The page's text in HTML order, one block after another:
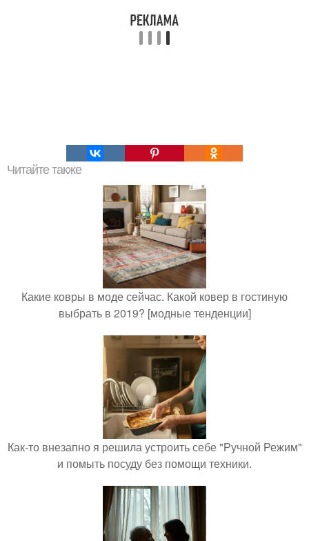
Читайте также
Какие ковры в моде сейчас. Какой ковер в гостиную
выбрать в 2019? [модные тенденции]
Как-то внезапно я решила устроить себе "Ручной Режим"
и помыть посуду без помощи техники.